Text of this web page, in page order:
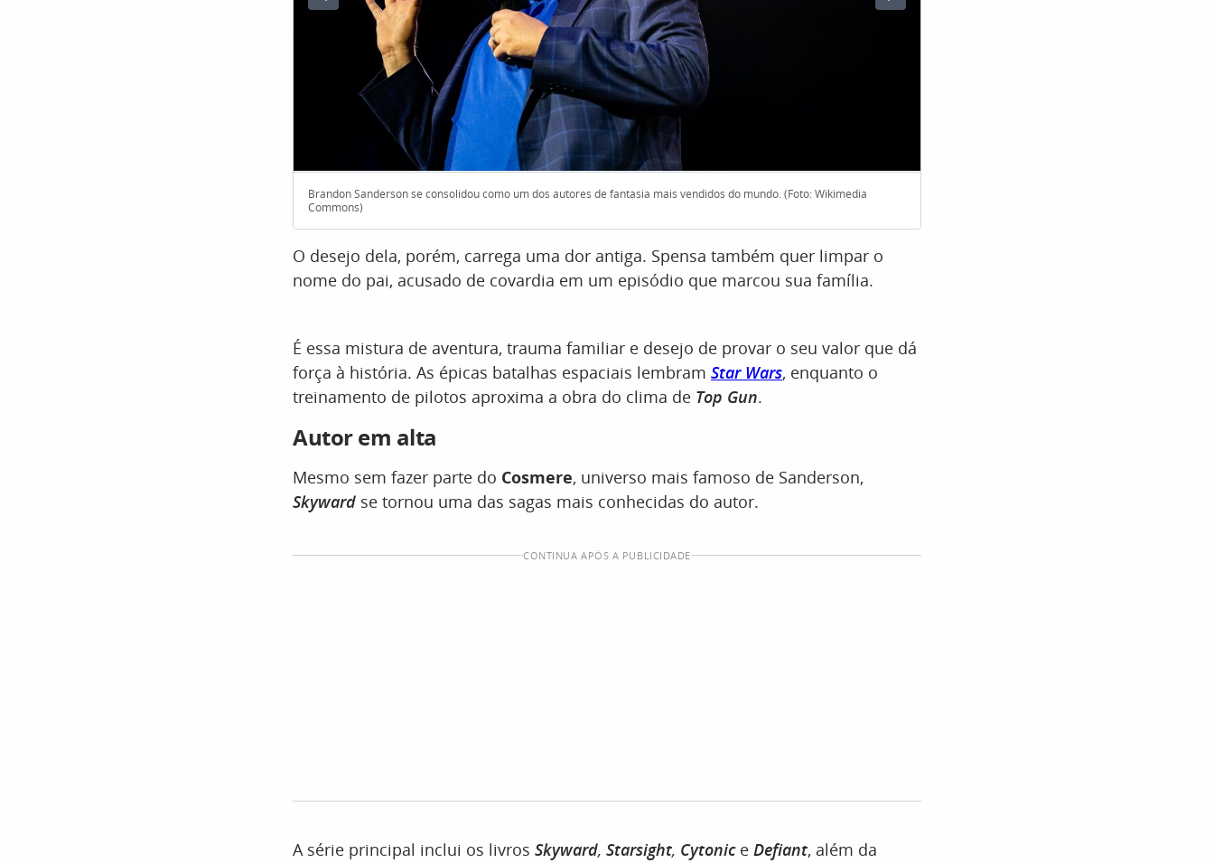
Brandon Sanderson se consolidou como um dos autores de fantasia mais vendidos do mundo. (Foto: Wikimedia
Commons)
O desejo dela, porém, carrega uma dor antiga. Spensa também quer limpar o
nome do pai, acusado de covardia em um episódio que marcou sua família.
É essa mistura de aventura, trauma familiar e desejo de provar o seu valor que dá
força à história. As épicas batalhas espaciais lembram Star Wars, enquanto o
treinamento de pilotos aproxima a obra do clima de Top Gun.
Autor em alta
Mesmo sem fazer parte do Cosmere, universo mais famoso de Sanderson,
Skyward se tornou uma das sagas mais conhecidas do autor.
CONTINUA APÓS A PUBLICIDADE
A série principal inclui os livros Skyward, Starsight, Cytonice Defiant, além da